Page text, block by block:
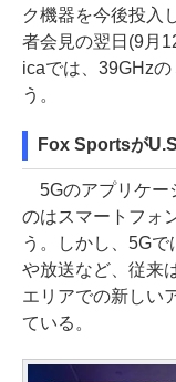
ク機器を今後投入
者会見の翌日(9月
icaでは、39GHz
う。
Fox Sportsが
5Gのアプリケー
のはスマートフォ
う。しかし、5G
や放送など、従来
エリアでの新しい
ている。